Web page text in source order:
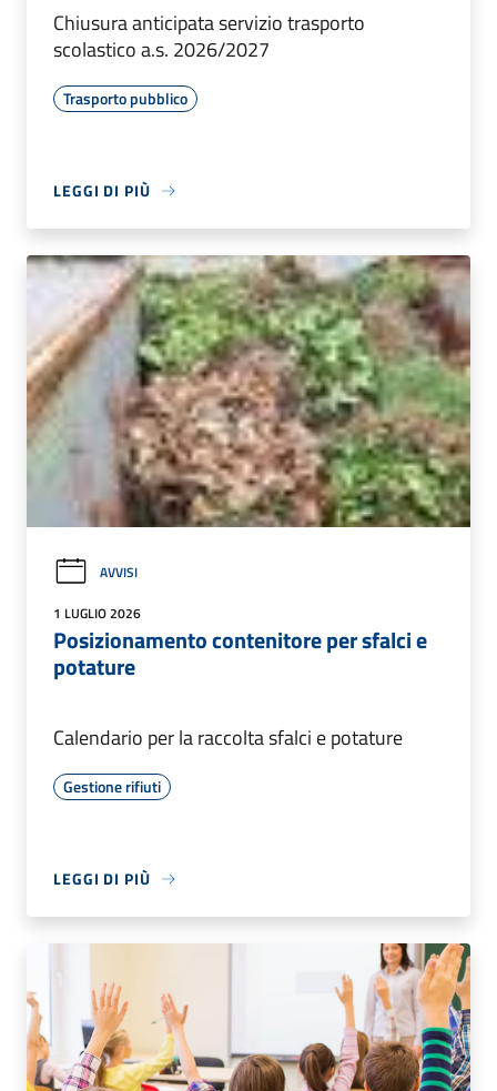
Chiusura anticipata servizio trasporto
scolastico a.s. 2026/2027
Trasporto pubblico
LEGGI DI PIÙ
AVVISI
1 LUGLIO 2026
Posizionamento contenitore per sfalci e
potature
Calendario per la raccolta sfalci e potature
Gestione rifiuti
LEGGI DI PIÙ